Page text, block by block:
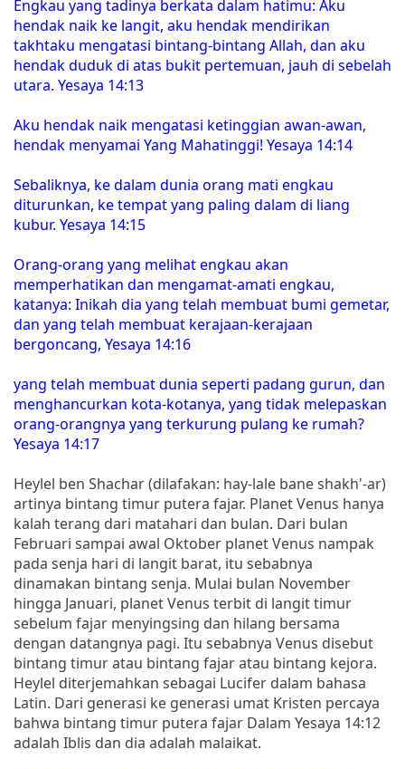
Engkau yang tadinya berkata dalam hatimu: Aku
hendak naik ke langit, aku hendak mendirikan
takhtaku mengatasi bintang-bintang Allah, dan aku
hendak duduk di atas bukit pertemuan, jauh di sebelah
utara. Yesaya 14:13
Aku hendak naik mengatasi ketinggian awan-awan,
hendak menyamai Yang Mahatinggi! Yesaya 14:14
Sebaliknya, ke dalam dunia orang mati engkau
diturunkan, ke tempat yang paling dalam di liang
kubur. Yesaya 14:15
Orang-orang yang melihat engkau akan
memperhatikan dan mengamat-amati engkau,
katanya: Inikah dia yang telah membuat bumi gemetar,
dan yang telah membuat kerajaan-kerajaan
bergoncang, Yesaya 14:16
yang telah membuat dunia seperti padang gurun, dan
menghancurkan kota-kotanya, yang tidak melepaskan
orang-orangnya yang terkurung pulang ke rumah?
Yesaya 14:17
Heylel ben Shachar (dilafakan: hay-lale bane shakh'-ar)
artinya bintang timur putera fajar. Planet Venus hanya
kalah terang dari matahari dan bulan. Dari bulan
Februari sampai awal Oktober planet Venus nampak
pada senja hari di langit barat, itu sebabnya
dinamakan bintang senja. Mulai bulan November
hingga Januari, planet Venus terbit di langit timur
sebelum fajar menyingsing dan hilang bersama
dengan datangnya pagi. Itu sebabnya Venus disebut
bintang timur atau bintang fajar atau bintang kejora.
Heylel diterjemahkan sebagai Lucifer dalam bahasa
Latin. Dari generasi ke generasi umat Kristen percaya
bahwa bintang timur putera fajar Dalam Yesaya 14:12
adalah Iblis dan dia adalah malaikat.